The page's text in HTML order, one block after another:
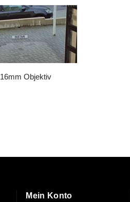
16mm Objektiv
Mein Konto